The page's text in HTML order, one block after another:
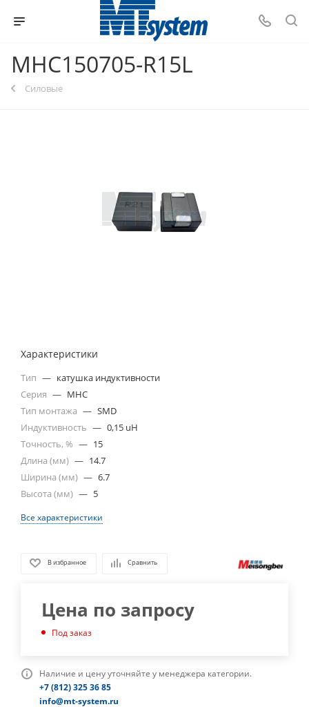
MHC150705-R15L
Силовые
Характеристики
Тип — катушка индуктивности
Серия — MHC
Тип монтажа — SMD
Индуктивность — 0,15 uH
Точность, % — 15
Длина (мм) — 14.7
Ширина (мм) — 6.7
Высота (мм) — 5
Все характеристики
В избранное Сравнить
Цена по запросу
Под заказ
Наличие и цену уточняйте у менеджера категории.
+7 (812) 325 36 85
info@mt-system.ru